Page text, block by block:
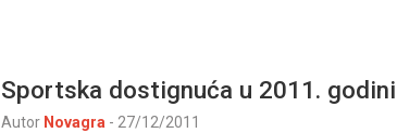
Sportska dostignuća u 2011.
Autor Novagra - 27/12/2011